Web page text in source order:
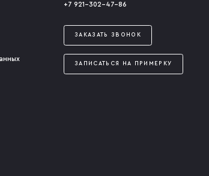
+7 921-302-47-86
ЗАКАЗАТЬ ЗВОНОК
ЗАПИСАТЬСЯ НА ПРИМЕРКУ